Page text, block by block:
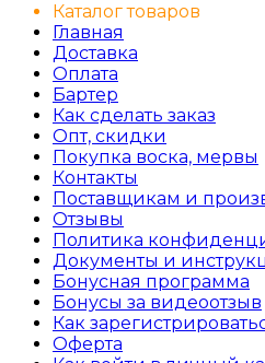
Каталог товаров
Главная
Доставка
Оплата
Бартер
Как сделать заказ
Опт, скидки
Покупка воска, мервы
Контакты
Поставщикам и
Отзывы
Политика
Документы и
Бонусная программа
Бонусы за видеоотзыв
Как
Оферта